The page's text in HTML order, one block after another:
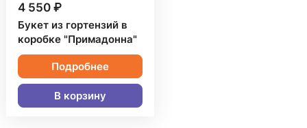
4 550 ₽
Букет из гортензий в
коробке "Примадонна"
Подробнее
В корзину